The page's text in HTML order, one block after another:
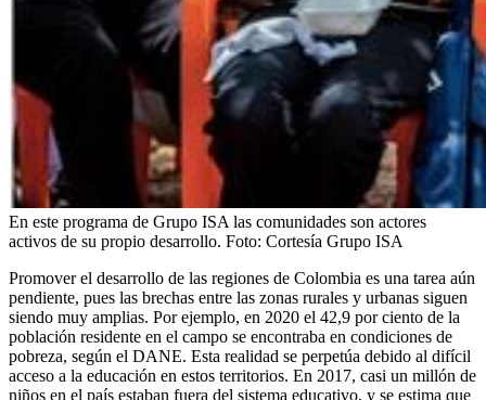
En este programa de Grupo ISA las comunidades son actores
activos de su propio desarrollo. Foto: Cortesía Grupo ISA
Promover el desarrollo de las regiones de Colombia es una tarea aún
pendiente, pues las brechas entre las zonas rurales y urbanas siguen
siendo muy amplias. Por ejemplo, en 2020 el 42,9 por ciento de la
población residente en el campo se encontraba en condiciones de
pobreza, según el DANE. Esta realidad se perpetúa debido al difícil
acceso a la educación en estos territorios. En 2017, casi un millón de
niños en el país estaban fuera del sistema educativo, y se estima que